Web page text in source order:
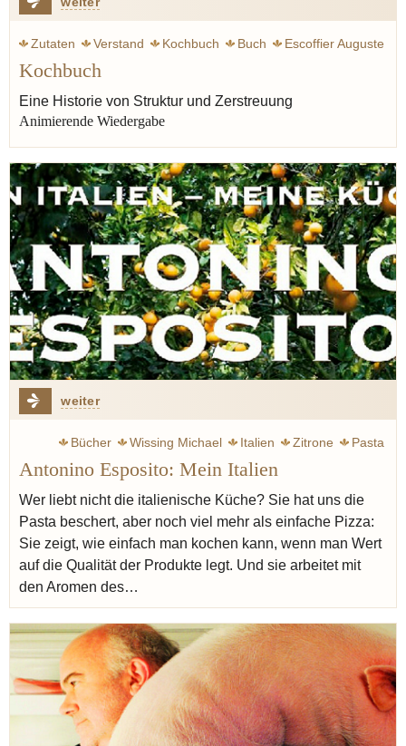
Zutaten Verstand Kochbuch Buch
Escoffier Auguste
Carême Marie-Antoine
Artusi Pellegrino
Kochbuch
Eine Historie von Struktur und Zerstreuung
Animierende Wiedergabe
weiter
Bücher Wissing Michael Italien Zitrone
Pasta
Pizza
Baden Fisch Parmesan
Artusi Pellegrino
Bergamotte Weißwein
Antonino Esposito: Mein Italien
Wer liebt nicht die italienische Küche? Sie hat uns die
Pasta beschert, aber noch viel mehr als einfache Pizza:
Sie zeigt, wie einfach man kochen kann, wenn man Wert
auf die Qualität der Produkte legt. Und sie arbeitet mit
den Aromen des…